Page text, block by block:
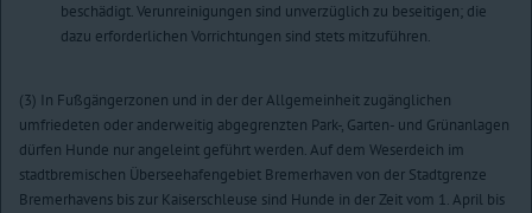
beschädigt. Verunreinigungen sind unverzüglich zu beseitigen; die
dazu erforderlichen Vorrichtungen sind stets mitzuführen.
(3) In Fußgängerzonen und in der der Allgemeinheit zugänglichen
umfriedeten oder anderweitig abgegrenzten Park-, Garten- und Grünanlagen
dürfen Hunde nur angeleint geführt werden. Auf dem Weserdeich im
stadtbremischen Überseehafengebiet Bremerhaven von der Stadtgrenze
Bremerhavens bis zur Kaiserschleuse sind Hunde in der Zeit vom 1. April bis